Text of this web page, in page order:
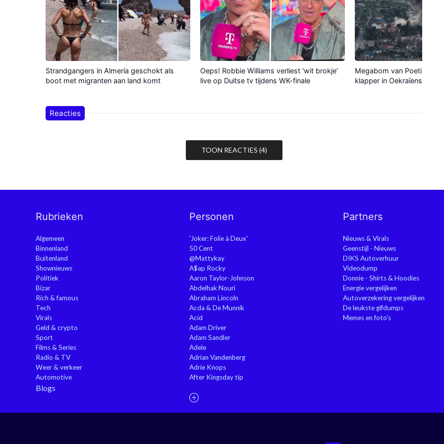
Strandgangers in Almería geschokt als
boot met migranten aan land komt
Oeps! Robbie Williams verliest 'wit brokje'
live op Duitse tv tijdens WK-finale
Megabom van Poetin
klapper in Oekraïense stad
Reacties
TOON REACTIES (4)
Rubrieken
Algemeen
Binnenland
Buitenland
Shownieuws
Politiek
Bizar
Rich & famous
Tech
Virals
Geld & crypto
Sport
Films & Series
Radio & TV
Weer & verkeer
Automotive
Blogs
Personen
'Joker: Folie à Deux'
50 Cent
@Mattykay
A$ap Rocky
Aaron Taylor-Johnson
Abdelhak Nouri
Abraham Lincoln
Acda & De Munnik
Acid
Adam Driver
Adam Sandler
Adele
Adrian Vandenberg
Adrie Knops
After Kingsday tip
Partners
Nieuws & Virals
Geenstijl - Nieuws
DIKS Autoverhuur
Videodump
Donnie - Shirts & Hoodies
Energie vergelijken
Autoverzekering vergelijken
De leukste gifdumps
Memes en foto's